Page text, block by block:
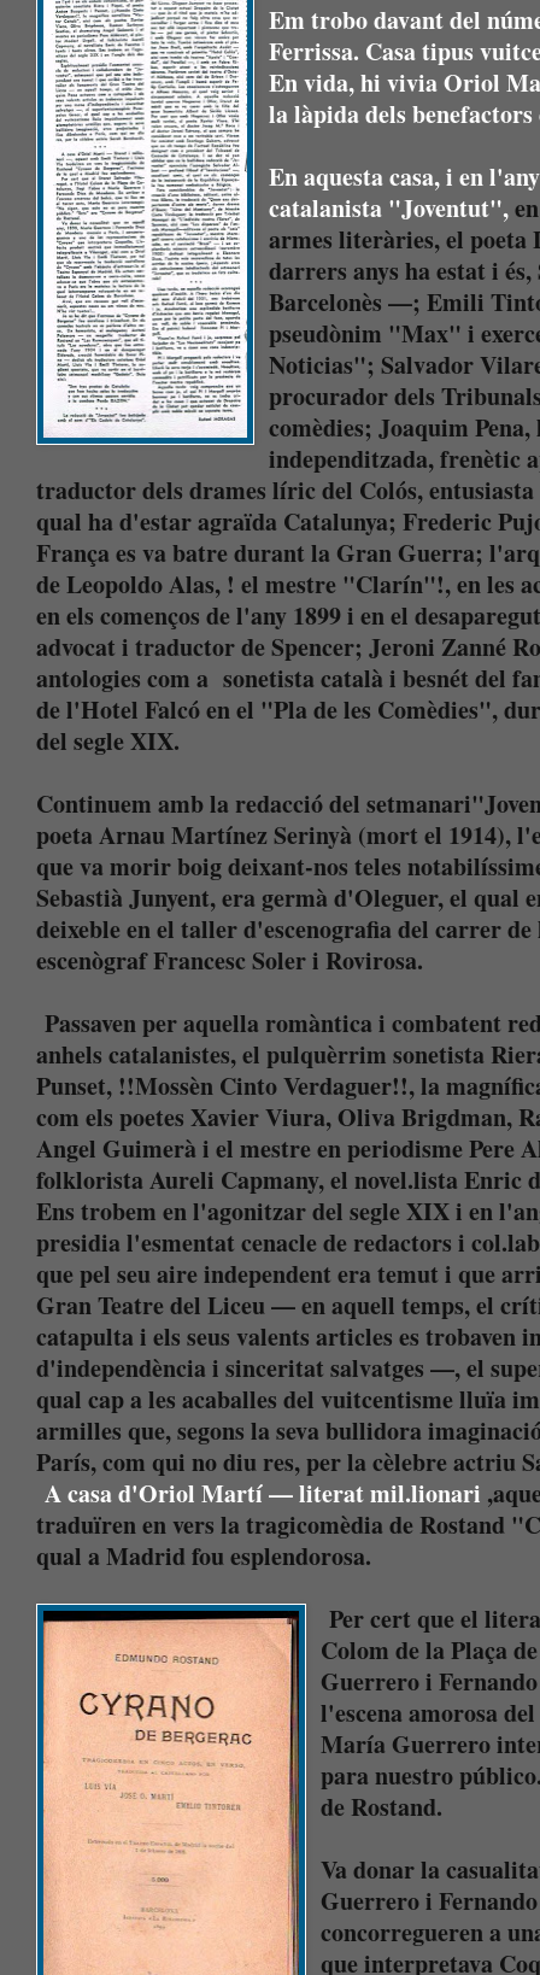
Em trobo davant del
Ferrissa. Casa tipus
En vida, hi vivia Oriol
la làpida dels
En aquesta casa, i en
catalanista "Joventut",
armes literàries, el
darrers anys ha estat i
Barcelonès —; Emili
pseudònim "Max" i
Noticias"; Salvador
procurador dels
comèdies; Joaquim
independitzada, frenètic
traductor dels drames líric del Colós,
qual ha d'estar agraïda Catalunya; Frederic
França es va batre durant la Gran Guerra;
de Leopoldo Alas, ! el mestre "Clarín"!, en les
en els començos de l'any 1899 i en el
advocat i traductor de Spencer; Jeroni Zanné
antologies com a sonetista català i besnét del
de l'Hotel Falcó en el "Pla de les Comèdies",
del segle XIX.
Continuem amb la redacció del
poeta Arnau Martínez Serinyà (mort el 1914),
que va morir boig deixant-nos teles
Sebastià Junyent, era germà d'Oleguer, el qual
deixeble en el taller d'escenografia del carrer
escenògraf Francesc Soler i Rovirosa.
Passaven per aquella romàntica i combatent
anhels catalanistes, el pulquèrrim sonetista
Punset, !!Mossèn Cinto Verdaguer!!, la
com els poetes Xavier Viura, Oliva Brigdman,
Angel Guimerà i el mestre en periodisme Pere
folklorista Aureli Capmany, el novel.lista Enric
Ens trobem en l'agonitzar del segle XIX i en
presidia l'esmentat cenacle de redactors i
que pel seu aire independent era temut i que
Gran Teatre del Liceu — en aquell temps, el
catapulta i els seus valents articles es trobaven
d'independència i sinceritat salvatges —, el
qual cap a les acaballes del vuitcentisme lluïa
armilles que, segons la seva bullidora
París, com qui no diu res, per la cèlebre actriu
A casa d'Oriol Martí — literat mil.lionari
traduïren en vers la tragicomèdia de Rostand
qual a Madrid fou esplendorosa.
Per cert que el
Colom de la Plaça
Guerrero i
l'escena amorosa
María Guerrero
para nuestro
de Rostand.
Va donar la
Guerrero i
concorregueren a
que interpretava